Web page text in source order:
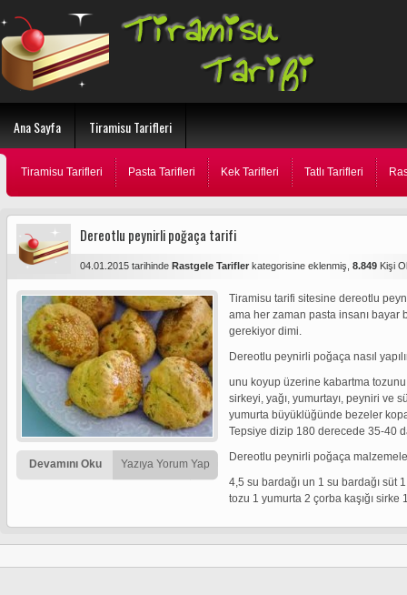
Ana Sayfa Tiramisu Tarifleri
Tiramisu Tarifleri Pasta Tarifleri Kek Tarifleri Tatlı Tarifleri
Dereotlu peynirli poğaça tarifi
04.01.2015 tarihinde Rastgele Tarifler kategorisine eklenmiş, 8.849 Kişi
Devamını Oku Yazıya Yorum Yap
Tiramisu tarifi sitesine dereotlu
ama her zaman pasta insanı bayar
gerekiyor dimi.
Dereotlu peynirli poğaça nasıl
unu koyup üzerine kabartma
sirkeyi, yağı, yumurtayı, peyniri ve
yumurta büyüklüğünde bezeler
Tepsiye dizip 180 derecede 35-40
Dereotlu peynirli poğaça
4,5 su bardağı un 1 su bardağı süt
tozu 1 yumurta 2 çorba kaşığı sirke